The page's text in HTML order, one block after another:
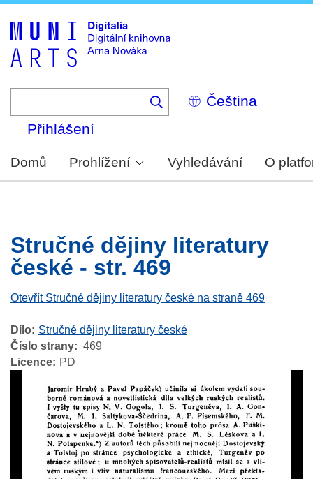
Select
your
Přihlášení
Domů Prohlížení Vyhledávání O
Stručné dějiny literatury
české - str. 469
Otevřít Stručné dějiny literatury české na straně 469
Dílo
Stručné dějiny literatury české
Číslo strany
469
Licence
PD